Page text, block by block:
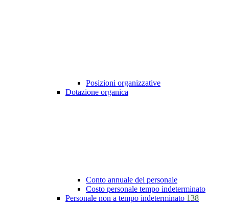
Posizioni organizzative
Dotazione organica
Conto annuale del personale
Costo personale tempo indeterminato
Personale non a tempo indeterminato 138